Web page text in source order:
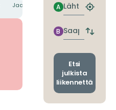
Jaa Lähtö
A
Etsi
pysäkki
Saapuminen
B
Vaihda
ja
Etsi
julkista
liikennettä